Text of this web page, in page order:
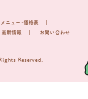
ニュー･価格表
最新情報 お問い合わせ
Reserved.